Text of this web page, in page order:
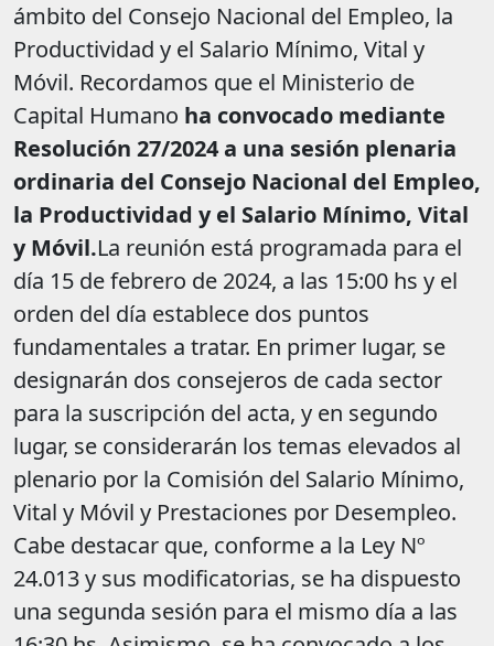
ámbito del Consejo Nacional del Empleo, la
Productividad y el Salario Mínimo, Vital y
Móvil. Recordamos que el Ministerio de
Capital Humano ha convocado mediante
Resolución 27/2024 a una sesión plenaria
ordinaria del Consejo Nacional del Empleo,
la Productividad y el Salario Mínimo, Vital
y Móvil.La reunión está programada para el
día 15 de febrero de 2024, a las 15:00 hs y el
orden del día establece dos puntos
fundamentales a tratar. En primer lugar, se
designarán dos consejeros de cada sector
para la suscripción del acta, y en segundo
lugar, se considerarán los temas elevados al
plenario por la Comisión del Salario Mínimo,
Vital y Móvil y Prestaciones por Desempleo.
Cabe destacar que, conforme a la Ley Nº
24.013 y sus modificatorias, se ha dispuesto
una segunda sesión para el mismo día a las